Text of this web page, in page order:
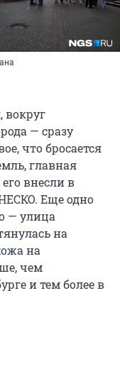
вокруг
— сразу
что бросается
главная
внесли в
Еще одно
— улица
на
на
чем
и тем более в